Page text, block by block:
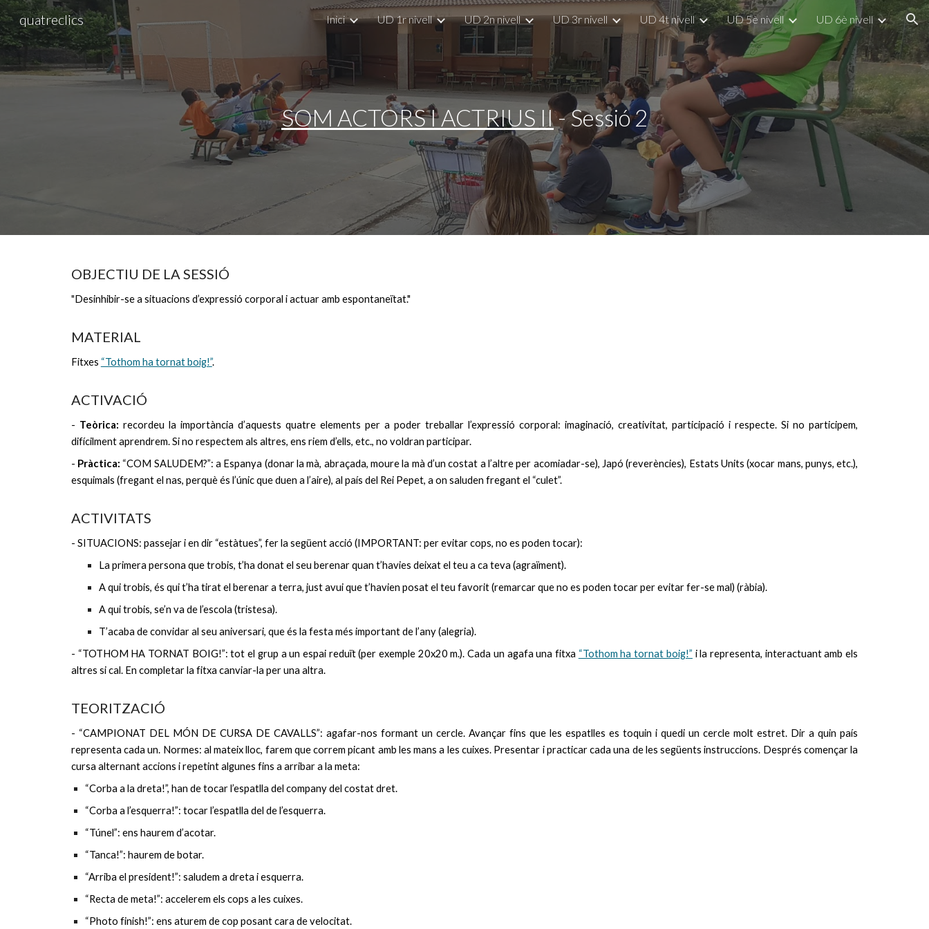
Skip to main content Skip to navigation
quatreclics Inici UD 1r nivell UD 2n nivell UD 3r nivell UD 4t nivell UD 5è nivell UD 6è nivell
SOM ACTORS I ACTRIUS II- Sessió 2
OBJECTIU DE LA SESSIÓ
"Desinhibir-se a situacions d’expressió corporal i actuar amb espontaneïtat."
MATERIAL
Fitxes “Tothom ha tornat boig!”.
ACTIVACIÓ
- Teòrica: recordeu la importància d’aquests quatre elements per a poder treballar l’expressió corporal: imaginació, creativitat, participació i respecte. Si no participem,
difícilment aprendrem. Si no respectem als altres, ens riem d’ells, etc., no voldran participar.
- Pràctica: “COM SALUDEM?”: a Espanya (donar la mà, abraçada, moure la mà d’un costat a l’altre per acomiadar-se), Japó (reverències), Estats Units (xocar mans, punys, etc.),
esquimals (fregant el nas, perquè és l’únic que duen a l’aire), al país del Rei Pepet, a on saluden fregant el “culet”.
ACTIVITATS
- SITUACIONS: passejar i en dir “estàtues”, fer la següent acció (IMPORTANT: per evitar cops, no es poden tocar):
La primera persona que trobis, t’ha donat el seu berenar quan t’havies deixat el teu a ca teva (agraïment).
A qui trobis, és qui t’ha tirat el berenar a terra, just avui que t’havien posat el teu favorit (remarcar que no es poden tocar per evitar fer-se mal) (ràbia).
A qui trobis, se’n va de l’escola (tristesa).
T’acaba de convidar al seu aniversari, que és la festa més important de l’any (alegria).
- “TOTHOM HA TORNAT BOIG!”: tot el grup a un espai reduït (per exemple 20x20 m.). Cada un agafa una fitxa “Tothom ha tornat boig!” i la representa, interactuant amb els
altres si cal. En completar la fitxa canviar-la per una altra.
TEORITZACIÓ
- “CAMPIONAT DEL MÓN DE CURSA DE CAVALLS”: agafar-nos formant un cercle. Avançar fins que les espatlles es toquin i quedi un cercle molt estret. Dir a quin país
representa cada un. Normes: al mateix lloc, farem que correm picant amb les mans a les cuixes. Presentar i practicar cada una de les següents instruccions. Després començar la
cursa alternant accions i repetint algunes fins a arribar a la meta:
“Corba a la dreta!”, han de tocar l’espatlla del company del costat dret.
“Corba a l’esquerra!”: tocar l’espatlla del de l’esquerra.
“Túnel”: ens haurem d’acotar.
“Tanca!”: haurem de botar.
“Arriba el president!”: saludem a dreta i esquerra.
“Recta de meta!”: accelerem els cops a les cuixes.
“Photo finish!”: ens aturem de cop posant cara de velocitat.